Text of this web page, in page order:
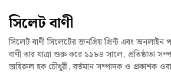
সিলেট বাণী
সিলেট বাণী সিলেটের জনপ্রিয় প্রিন্ট এবং অনলাইন
বাণী তার যাত্রা শুরু করে ১৯৮৪ সালে, প্রতিষ্ঠাতা
জহিরুল হক চৌধুরী, বর্তমান সম্পাদক ও প্রকাশক